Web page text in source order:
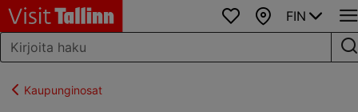
SuosikitKartta
FIN
Kaupunginosat